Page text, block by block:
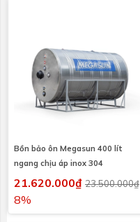
Bồn bảo ôn Megasun 400 lít
ngang chịu áp inox 304
21.620.000₫ 23.500.000₫
8%